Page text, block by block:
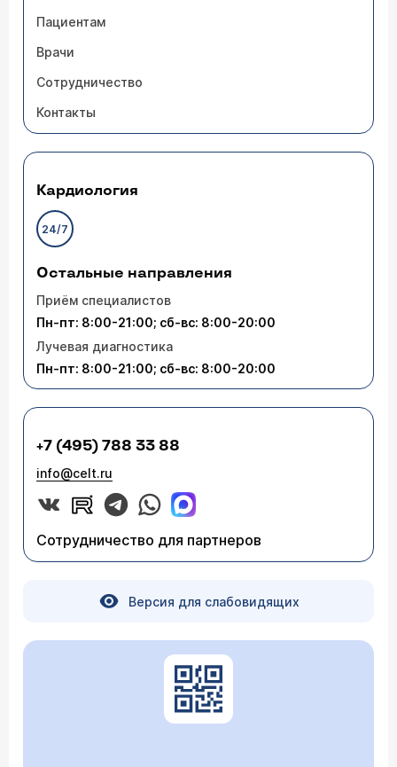
Пациентам
Врачи
Сотрудничество
Контакты
Кардиология
24/7
Остальные направления
Приём специалистов
Пн-пт: 8:00-21:00; сб-вс: 8:00-20:00
Лучевая диагностика
Пн-пт: 8:00-21:00; сб-вс: 8:00-20:00
+7 (495) 788 33 88
info@celt.ru
Сотрудничество для партнеров
Версия для слабовидящих